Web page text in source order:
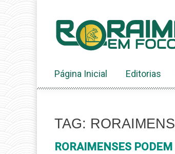
conteúdo
Página Inicial Editorias
TAG:
RORAIMENSES